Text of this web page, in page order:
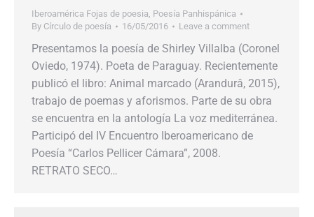
Iberoamérica Fojas de poesia, Poesía Panhispánica
By Círculo de poesía 16/05/2016 Leave a comment
Presentamos la poesía de Shirley Villalba (Coronel
Oviedo, 1974). Poeta de Paraguay. Recientemente
publicó el libro: Animal marcado (Arandurâ, 2015),
trabajo de poemas y aforismos. Parte de su obra
se encuentra en la antología La voz mediterránea.
Participó del IV Encuentro Iberoamericano de
Poesía “Carlos Pellicer Cámara”, 2008.
RETRATO SECO…